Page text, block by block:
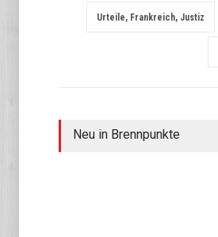
Urteile, Frankreich, Justiz
Neu in Brennpunkte